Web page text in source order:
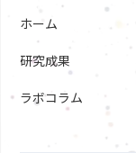
ホーム
研究成果
ラボコラム